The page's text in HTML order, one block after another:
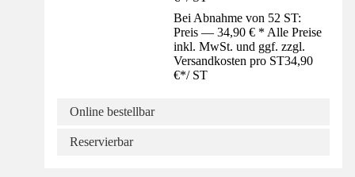
Bei Abnahme von 52 ST:
Preis — 34,90 € * Alle Preise
inkl. MwSt. und ggf. zzgl.
Versandkosten pro ST34,90
€*/ ST
Online bestellbar
Reservierbar